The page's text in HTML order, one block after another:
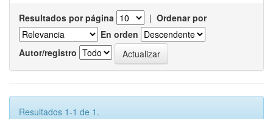
Resultados por página | Ordenar por
En orden
Autor/registro
Resultados 1-1 de 1.